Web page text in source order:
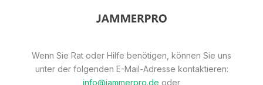
Wenn Sie Rat oder Hilfe benötigen, können Sie uns
unter der folgenden E-Mail-Adresse kontaktieren:
info@jammerpro.de oder